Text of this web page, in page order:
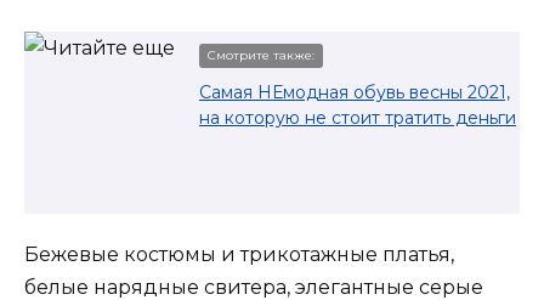
Смотрите также:
Самая НЕмодная обувь весны 2021,
на которую не стоит тратить деньги
Бежевые костюмы и трикотажные платья,
белые нарядные свитера, элегантные серые